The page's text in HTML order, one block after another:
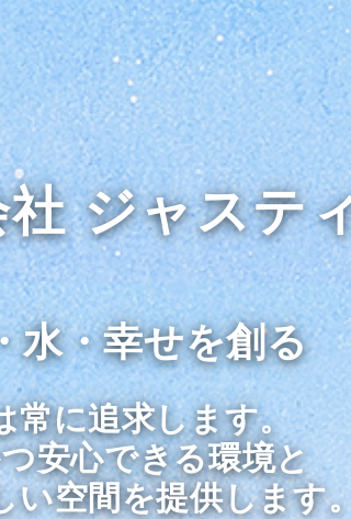
ジャステ
水・幸せを創る
常に追求します。
安心できる環境と
い空間を提供します